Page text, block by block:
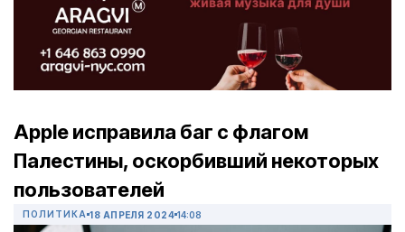
Apple исправила баг с флагом
Палестины, оскорбивший некоторых
пользователей
ПОЛИТИКА 18 АПРЕЛЯ 2024 14:08